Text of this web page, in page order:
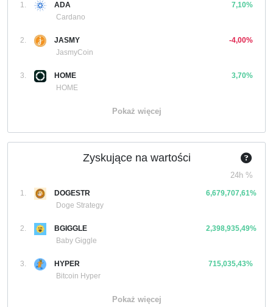
1.
ADA
Cardano
7,10%
2.
JASMY
JasmyCoin
-4,00%
3.
HOME
HOME
3,70%
Pokaż więcej
Zyskujące na wartości
24h %
1.
DOGESTR
Doge Strategy
6,679,707,61%
2.
BGIGGLE
Baby Giggle
2,398,935,49%
3.
HYPER
Bitcoin Hyper
715,035,43%
Pokaż więcej